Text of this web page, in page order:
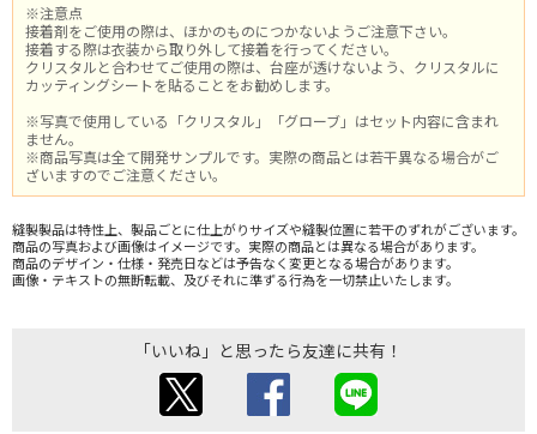
※注意点
接着剤をご使用の際は、ほかのものにつかないようご注意下さい。
接着する際は衣装から取り外して接着を行ってください。
クリスタルと合わせてご使用の際は、台座が透けないよう、クリスタルに
カッティングシートを貼ることをお勧めします。
※写真で使用している「クリスタル」「グローブ」はセット内容に含まれ
ません。
※商品写真は全て開発サンプルです。実際の商品とは若干異なる場合がご
ざいますのでご注意ください。
縫製製品は特性上、製品ごとに仕上がりサイズや縫製位置に若干のずれがございます。
商品の写真および画像はイメージです。実際の商品とは異なる場合があります。
商品のデザイン・仕様・発売日などは予告なく変更となる場合があります。
画像・テキストの無断転載、及びそれに準ずる行為を一切禁止いたします。
「いいね」と思ったら友達に共有！